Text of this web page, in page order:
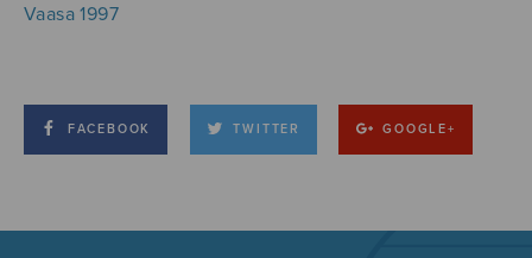
Vaasa 1997
FACEBOOK TWITTER GOOGLE+